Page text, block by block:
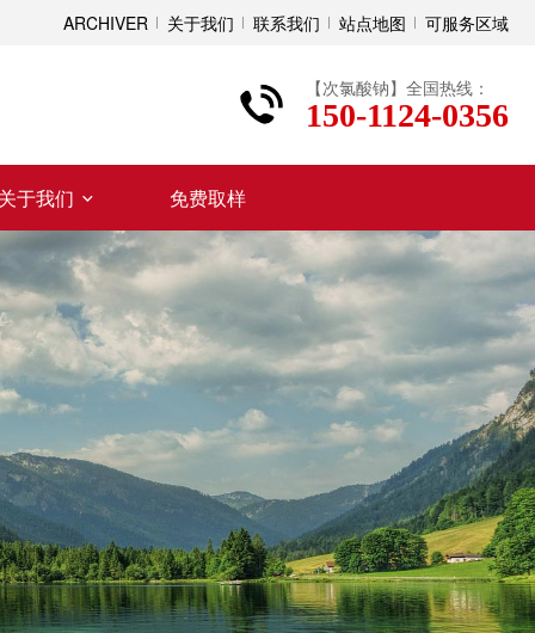
ARCHIVER 关于我们 联系我们 站点地图 可服务区域
【次氯酸钠】全国热线：
150-1124-0356
于我们 免费取样